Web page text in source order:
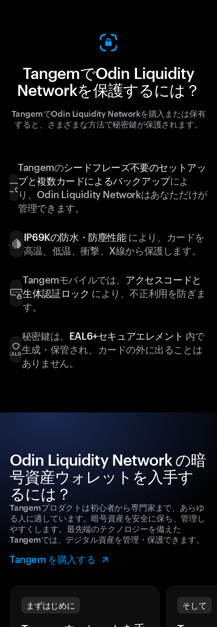
TangemでOdin Liquidity
Networkを保護するには？
TangemでOdin Liquidity Networkを購入または保有
すると、さまざまな方法で秘密鍵が保護されます。
Tangemのシードフレーズ不要のセットアッ
プと複数カードによるバックアップによ
り、Odin Liquidity Networkはあなただけが
管理できます。
IP69Kの防水・防塵性能により、カードを
高温、低温、衝撃、X線から保護します。
Tangemモバイルでは、 アクセスコードと
生体認証ロック により、不正利用を防ぎま
す。
秘密鍵は、 EAL6+セキュアエレメント 内で
生成・保管され、カードの外に出ることは
ありません。
Odin Liquidity Network の暗
号資産ウォレットを入手す
るには？
Tangemプロダクトは初心者から専門家まで、あらゆ
る人に適しています。暗号資産を安全に保ち、管理し
やすくします。最先端のテクノロジーを備えた
Tangemでは、デジタル資産を管理・保護できます。
Tangem を購入する
まずはじめに そして